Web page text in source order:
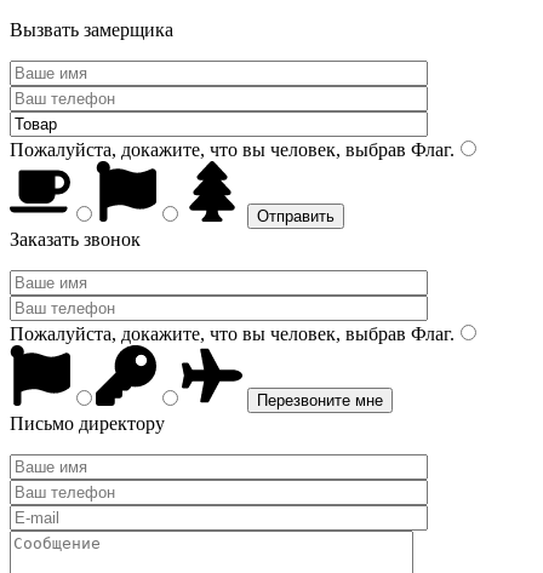
Вызвать замерщика
Пожалуйста, докажите, что вы человек, выбрав Флаг.
Заказать звонок
Пожалуйста, докажите, что вы человек, выбрав Флаг.
Письмо директору